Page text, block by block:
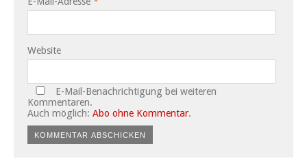
Website
E-Mail-Benachrichtigung bei weiteren
Kommentaren.
Auch möglich: Abo ohne Kommentar.